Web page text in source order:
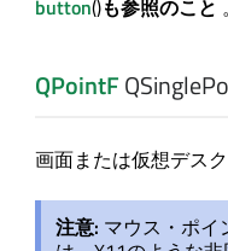
button()も参照のこと 。
QPointF
画面または仮想デス
注意: マウス・ポイ